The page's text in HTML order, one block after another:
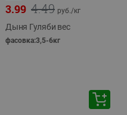
4.49
3.99 руб./кг
Дыня Гуляби вес
фасовка:3,5-6кг